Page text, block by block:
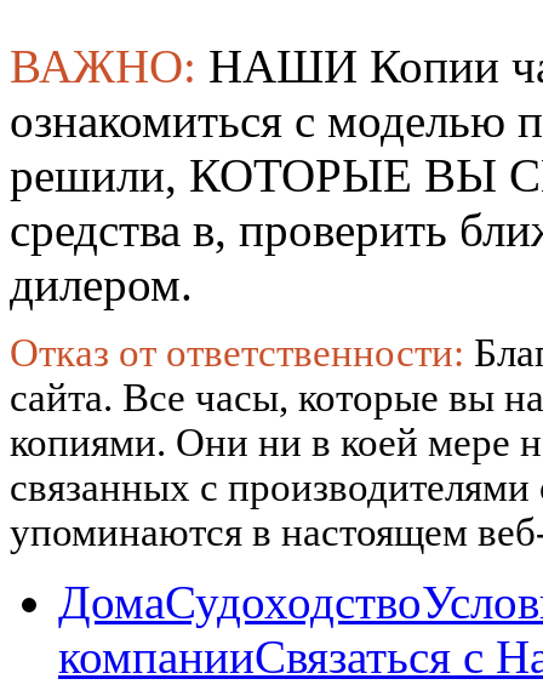
ВАЖНО: НАШИ Копии
ознакомиться с
решили, КОТОРЫЕ ВЫ
средства в, проверить
дилером.
Отказ от ответственности:
сайта. Все часы, которые вы
копиями. Они ни в коей мере
связанных с
упоминаются в настоящем
ДомаСудоходство
компанииСвязаться с